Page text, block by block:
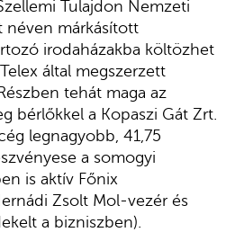
Tulajdon Nemzeti
néven márkásított
irodaházakba költözhet
által megszerzett
tehát maga az
bérlőkkel a Kopaszi Gát Zrt.
legnagyobb, 41,75
a somogyi
is aktív Főnix
Zsolt Mol-vezér és
a bizniszben).